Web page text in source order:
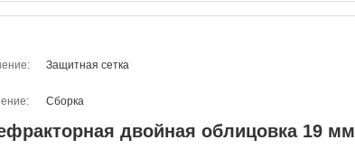
Защитная сетка
Сборка
двойная облицовка 19 мм